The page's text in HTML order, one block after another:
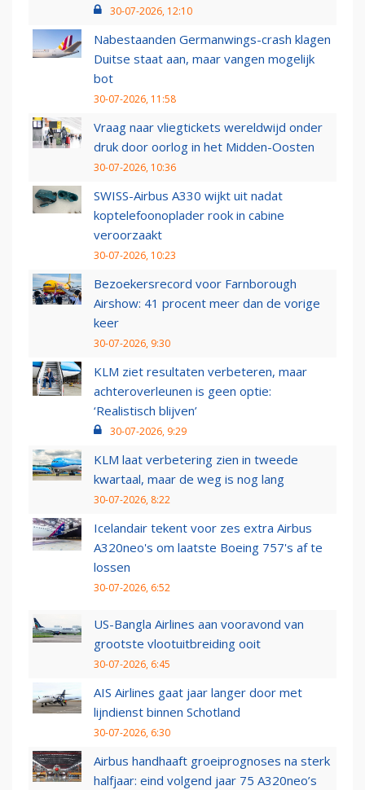
30-07-2026, 12:10
Nabestaanden Germanwings-crash klagen
Duitse staat aan, maar vangen mogelijk
bot
30-07-2026, 11:58
Vraag naar vliegtickets wereldwijd onder
druk door oorlog in het Midden-Oosten
30-07-2026, 10:36
SWISS-Airbus A330 wijkt uit nadat
koptelefoonoplader rook in cabine
veroorzaakt
30-07-2026, 10:23
Bezoekersrecord voor Farnborough
Airshow: 41 procent meer dan de vorige
keer
30-07-2026, 9:30
KLM ziet resultaten verbeteren, maar
achteroverleunen is geen optie:
‘Realistisch blijven’
30-07-2026, 9:29
KLM laat verbetering zien in tweede
kwartaal, maar de weg is nog lang
30-07-2026, 8:22
Icelandair tekent voor zes extra Airbus
A320neo's om laatste Boeing 757's af te
lossen
30-07-2026, 6:52
US-Bangla Airlines aan vooravond van
grootste vlootuitbreiding ooit
30-07-2026, 6:45
AIS Airlines gaat jaar langer door met
lijndienst binnen Schotland
30-07-2026, 6:30
Airbus handhaaft groeiprognoses na sterk
halfjaar: eind volgend jaar 75 A320neo’s